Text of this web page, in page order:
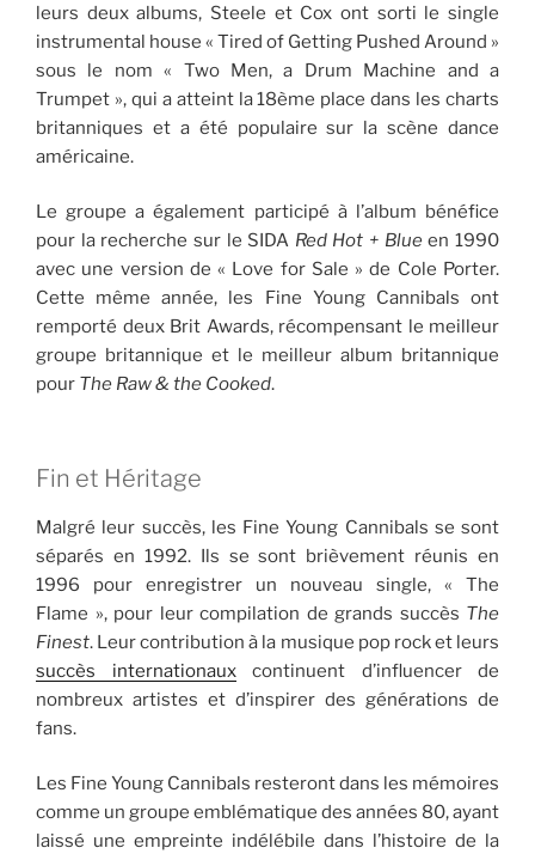
leurs deux albums, Steele et Cox ont sorti le single
instrumental house « Tired of Getting Pushed Around »
sous le nom « Two Men, a Drum Machine and a
Trumpet », qui a atteint la 18ème place dans les charts
britanniques et a été populaire sur la scène dance
américaine.
Le groupe a également participé à l’album bénéfice
pour la recherche sur le SIDA Red Hot + Blueen 1990
avec une version de « Love for Sale » de Cole Porter.
Cette même année, les Fine Young Cannibals ont
remporté deux Brit Awards, récompensant le meilleur
groupe britannique et le meilleur album britannique
pour The Raw & the Cooked.
Fin et Héritage
Malgré leur succès, les Fine Young Cannibals se sont
séparés en 1992. Ils se sont brièvement réunis en
1996 pour enregistrer un nouveau single, « The
Flame », pour leur compilation de grands succès The
Finest. Leur contribution à la musique pop rock et leurs
succès internationauxcontinuent d’influencer de
nombreux artistes et d’inspirer des générations de
fans.
Les Fine Young Cannibals resteront dans les mémoires
comme un groupe emblématique des années 80, ayant
laissé une empreinte indélébile dans l’histoire de la